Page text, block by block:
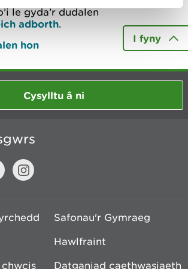
le gyda’r dudalen
adborth.
hon
I fyny
Cysylltu â ni
Safonau'r Gymraeg
Hawlfraint
Datganiad caethwasiaeth